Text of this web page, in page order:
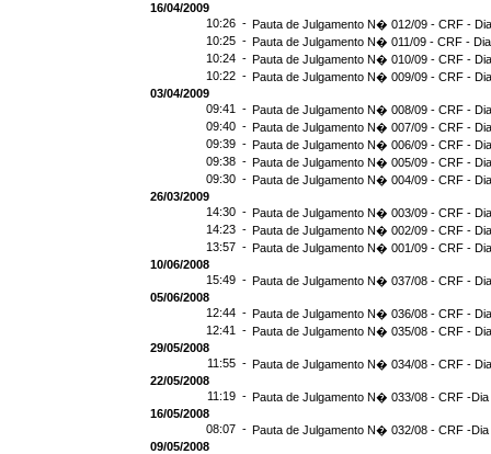
16/04/2009
10:26 - Pauta de Julgamento N� 012/09 - CRF -
10:25 - Pauta de Julgamento N� 011/09 - CRF -
10:24 - Pauta de Julgamento N� 010/09 - CRF -
10:22 - Pauta de Julgamento N� 009/09 - CRF -
03/04/2009
09:41 - Pauta de Julgamento N� 008/09 - CRF -
09:40 - Pauta de Julgamento N� 007/09 - CRF -
09:39 - Pauta de Julgamento N� 006/09 - CRF -
09:38 - Pauta de Julgamento N� 005/09 - CRF -
09:30 - Pauta de Julgamento N� 004/09 - CRF -
26/03/2009
14:30 - Pauta de Julgamento N� 003/09 - CRF -
14:23 - Pauta de Julgamento N� 002/09 - CRF -
13:57 - Pauta de Julgamento N� 001/09 - CRF -
10/06/2008
15:49 - Pauta de Julgamento N� 037/08 - CRF -
05/06/2008
12:44 - Pauta de Julgamento N� 036/08 - CRF -
12:41 - Pauta de Julgamento N� 035/08 - CRF -
29/05/2008
11:55 - Pauta de Julgamento N� 034/08 - CRF -
22/05/2008
11:19 - Pauta de Julgamento N� 033/08 - CRF -Dia
16/05/2008
08:07 - Pauta de Julgamento N� 032/08 - CRF -Dia
09/05/2008